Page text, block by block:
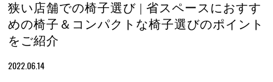
狭い店舗での椅子選び | 省スペースにおすす
めの椅子＆コンパクトな椅子選びのポイント
をご紹介
2022.06.14